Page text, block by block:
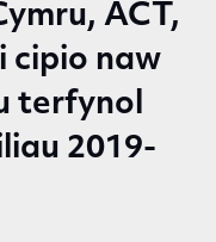
ACT,
cipio naw
terfynol
2019-